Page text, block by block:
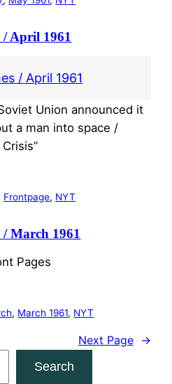
/ April 1961
Union announced it
a man into space /
Frontpage, NYT
March 1961
Pages
, March 1961, NYT
Next Page →
Search